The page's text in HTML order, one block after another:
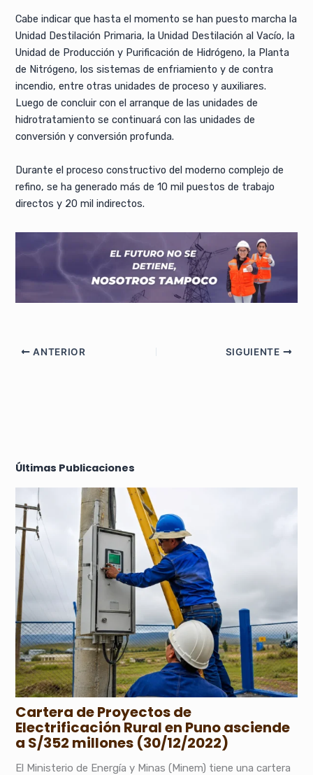
Cabe indicar que hasta el momento se han puesto marcha la
Unidad Destilación Primaria, la Unidad Destilación al Vacío, la
Unidad de Producción y Purificación de Hidrógeno, la Planta
de Nitrógeno, los sistemas de enfriamiento y de contra
incendio, entre otras unidades de proceso y auxiliares.
Luego de concluir con el arranque de las unidades de
hidrotratamiento se continuará con las unidades de
conversión y conversión profunda.
Durante el proceso constructivo del moderno complejo de
refino, se ha generado más de 10 mil puestos de trabajo
directos y 20 mil indirectos.
ANTERIOR SIGUIENTE
Últimas Publicaciones
Cartera de Proyectos de
Electrificación Rural en Puno asciende
a S/352 millones (30/12/2022)
El Ministerio de Energía y Minas (Minem) tiene una cartera